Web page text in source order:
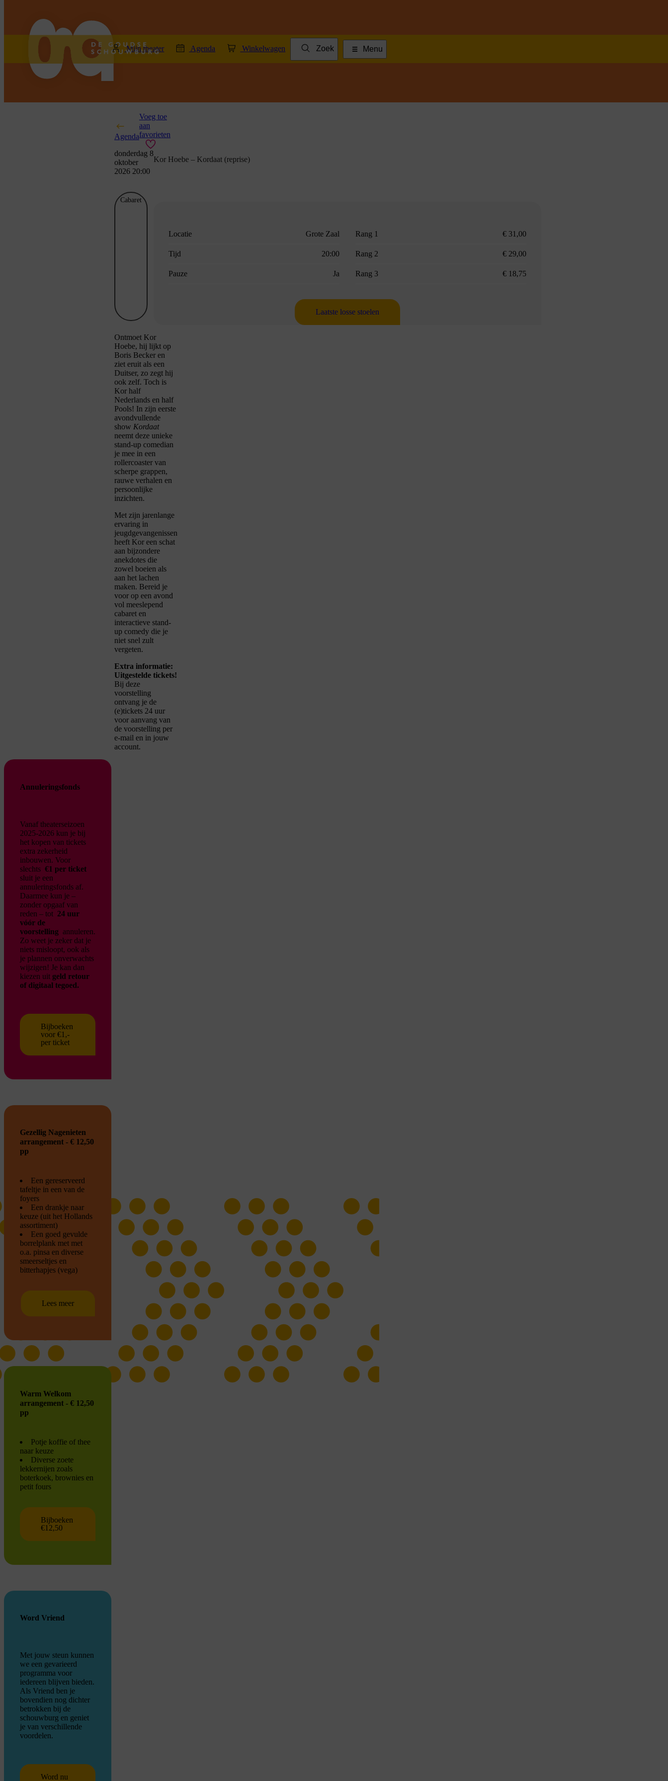
Mijn theater Agenda Winkelwagen Zoek Menu
Agenda
Voeg toe
aan
favorieten
donderdag 8
oktober
2026 20:00
Kor Hoebe – Kordaat (reprise)
Cabaret
Locatie Grote Zaal
Tijd 20:00
Pauze Ja
Rang 1 € 31,00
Rang 2 € 29,00
Rang 3 € 18,75
Laatste losse stoelen
Ontmoet Kor
Hoebe, hij lijkt op
Boris Becker en
ziet eruit als een
Duitser, zo zegt hij
ook zelf. Toch is
Kor half
Nederlands en half
Pools! In zijn eerste
avondvullende
show Kordaat
neemt deze unieke
stand-up comedian
je mee in een
rollercoaster van
scherpe grappen,
rauwe verhalen en
persoonlijke
inzichten.
Met zijn jarenlange
ervaring in
jeugdgevangenissen
heeft Kor een schat
aan bijzondere
anekdotes die
zowel boeien als
aan het lachen
maken. Bereid je
voor op een avond
vol meeslepend
cabaret en
interactieve stand-
up comedy die je
niet snel zult
vergeten.
Extra informatie:
Uitgestelde tickets!
Bij deze
voorstelling
ontvang je de
(e)tickets 24 uur
voor aanvang van
de voorstelling per
e-mail en in jouw
account.
Annuleringsfonds
Vanaf theaterseizoen
2025-2026 kun je bij
het kopen van tickets
extra zekerheid
inbouwen. Voor
slechts €1 per ticket
sluit je een
annuleringsfonds af.
Daarmee kun je –
zonder opgaaf van
reden – tot 24 uur
vóór de
voorstelling annuleren.
Zo weet je zeker dat je
niets misloopt, ook als
je plannen onverwachts
wijzigen! Je kan dan
kiezen uit geld retour
of digitaal tegoed.
Bijboeken
voor €1,-
per ticket
Gezellig Nagenieten
arrangement - € 12,50
pp
Een gereserveerd
tafeltje in een van de
foyers
Een drankje naar
keuze (uit het Hollands
assortiment)
Een goed gevulde
borrelplank met met
o.a. pinsa en diverse
smeerseltjes en
bitterhapjes (vega)
Lees meer
Warm Welkom
arrangement - € 12,50
pp
Potje koffie of thee
naar keuze
Diverse zoete
lekkernijen zoals
boterkoek, brownies en
petit fours
Bijboeken
€12,50
Word Vriend
Met jouw steun kunnen
we een gevarieerd
programma voor
iedereen blijven bieden.
Als Vriend ben je
bovendien nog dichter
betrokken bij de
schouwburg en geniet
je van verschillende
voordelen.
Word nu